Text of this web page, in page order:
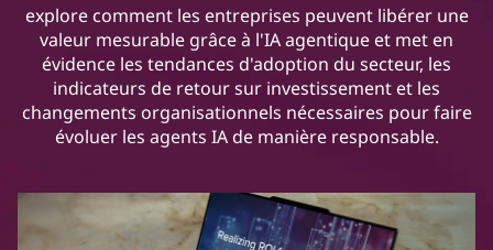
explore comment les entreprises peuvent libérer une
valeur mesurable grâce à l'IA agentique et met en
évidence les tendances d'adoption du secteur, les
indicateurs de retour sur investissement et les
changements organisationnels nécessaires pour faire
évoluer les agents IA de manière responsable.